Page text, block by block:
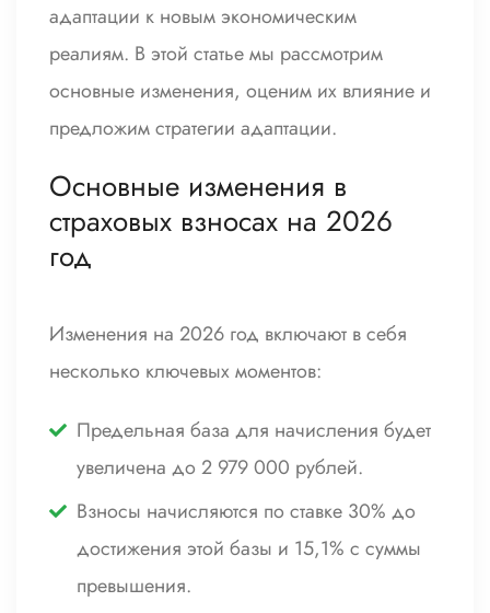
адаптации к новым экономическим
реалиям. В этой статье мы рассмотрим
основные изменения, оценим их влияние и
предложим стратегии адаптации.
Основные изменения в
страховых взносах на 2026
год
Изменения на 2026 год включают в себя
несколько ключевых моментов:
Предельная база для начисления будет
увеличена до 2 979 000 рублей.
Взносы начисляются по ставке 30% до
достижения этой базы и 15,1% с суммы
превышения.